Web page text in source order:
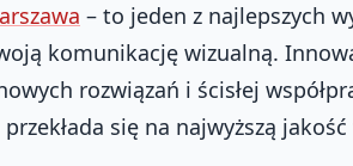
– to jeden z najlepszych
komunikację wizualną.
rozwiązań i ścisłej
się na najwyższą